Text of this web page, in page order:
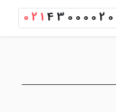
021 43000020